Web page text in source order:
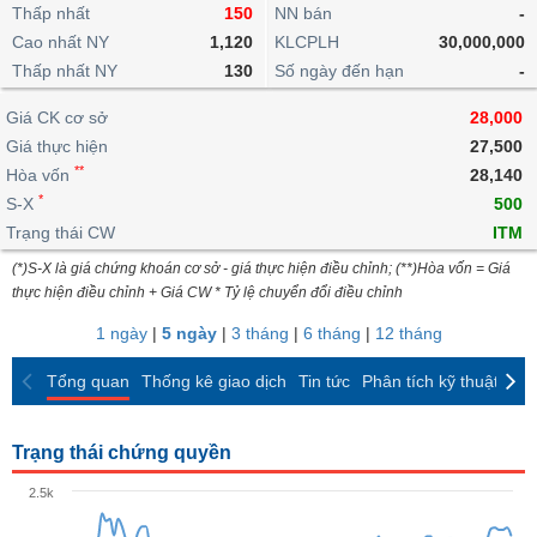
lỗ
dịch
nội
Niên
giám
Tài
liệu
cổ
Định
giá
ngoài
doanh
Top
cổ
phiếu
ngành
giao
dịch
dịch
Chứng
quyền
quan
Thống
giao
dịch
Thống
giao
dịch
Tin
tức
Phân
tích
kỹ
thuật
trực
tuyến
Bộ
lọc
cổ
So
sánh
Báo
cáo
Vĩ
mô
lai
Chứng
quyền
Trái
phiếu
IR
Awards
tạo
Dịch
vụ
Thấp nhất
150
Cao nhất NY
1,120
Thấp nhất NY
130
NN bán
-
KLCPLH
30,000,000
Số ngày đến hạn
-
Giá CK cơ sở
28,000
Giá thực hiện
27,500
Hòa vốn **
28,140
S-X *
500
Trạng thái CW
ITM
(*)S-X là giá chứng khoán cơ sở - giá thực hiện điều chỉnh; (**)Hòa vốn = Giá
thực hiện điều chỉnh + Giá CW * Tỷ lệ chuyển đổi điều chỉnh
1 ngày| 5 ngày| 3 tháng | 6 tháng | 12 tháng
Tổng quan Thống kê giao dịch Tin tức Phân tích kỹ thuật
Trạng thái chứng quyền
2.5k
BẤT
ĐỘNG
SẢN
TÀI
CHÍNH
HÀNG
KINH